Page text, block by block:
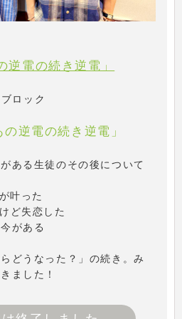
逆電の続き逆電」
ロック
の逆電の続き逆電」
ある生徒のその後について
叶った
ど失恋した
がある
どうなった？」の続き。み
ました！